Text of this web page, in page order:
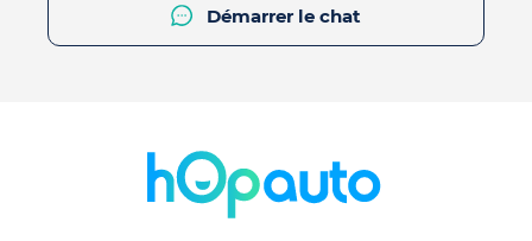
Démarrer le chat